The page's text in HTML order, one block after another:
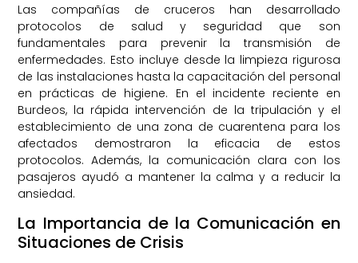
Las compañías de cruceros han desarrollado
protocolos de salud y seguridad que son
fundamentales para prevenir la transmisión de
enfermedades. Esto incluye desde la limpieza rigurosa
de las instalaciones hasta la capacitación del personal
en prácticas de higiene. En el incidente reciente en
Burdeos, la rápida intervención de la tripulación y el
establecimiento de una zona de cuarentena para los
afectados demostraron la eficacia de estos
protocolos. Además, la comunicación clara con los
pasajeros ayudó a mantener la calma y a reducir la
ansiedad.
La Importancia de la Comunicación en
Situaciones de Crisis